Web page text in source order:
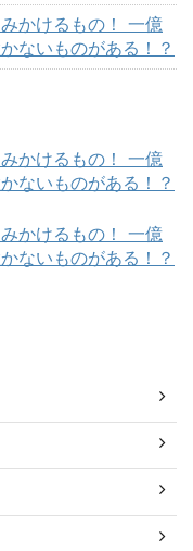
かけるもの！ 一億
ないものがある！？
かけるもの！ 一億
ないものがある！？
かけるもの！ 一億
ないものがある！？